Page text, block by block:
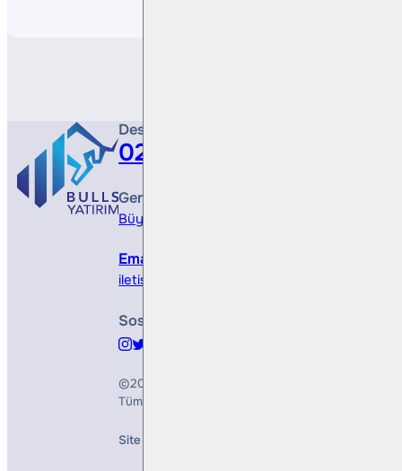
Destek Hattı
0212 410 0500
Genel Müdürlük
Büyükdere Cad. No 173, 1. Levent Plaza, B
Email
iletisim@bullsyatirim.com
Sosyal Medya
©2026
Tüm Hakları Saklıdır
Site Creation & Technology by